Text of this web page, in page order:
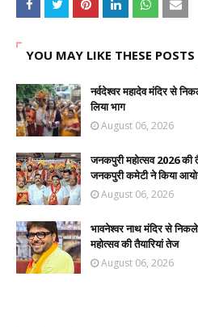
YOU MAY LIKE THESE POSTS
नर्वदेश्वर महादेव मंदिर से
लिया भाग
August 06, 2026
जनकपुरी महोत्सव 2026 की
जनकपुरी कमेटी ने किया
August 06, 2026
भावनेश्वर नाथ मंदिर से
महोत्सव की तैयारियां तेज
August 06, 2026